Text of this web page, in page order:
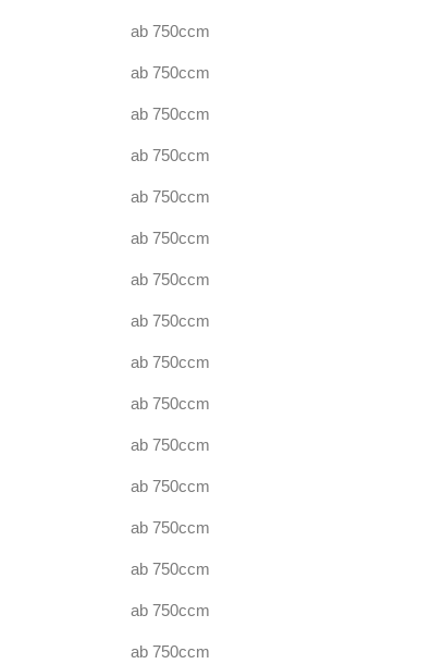
ab 750ccm
ab 750ccm
ab 750ccm
ab 750ccm
ab 750ccm
ab 750ccm
ab 750ccm
ab 750ccm
ab 750ccm
ab 750ccm
ab 750ccm
ab 750ccm
ab 750ccm
ab 750ccm
ab 750ccm
ab 750ccm